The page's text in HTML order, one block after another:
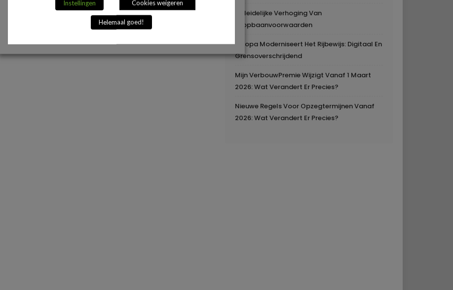
Geleidelijke Verhoging Van
Loopbaanvoorwaarden
Europa Moderniseert Het Rijbewijs: Digitaal En
Grensoverschrijdend
Mijn VerbouwPremie Wijzigt Vanaf 1 Maart
2026: Wat Verandert Er Precies?
Nieuwe Regels Voor Opzegtermijnen Vanaf
2026: Wat Verandert Er Precies?
Instellingen Cookies weigeren
Helemaal goed!